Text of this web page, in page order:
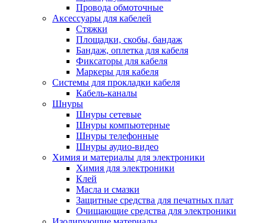
Провода обмоточные
Аксессуары для кабелей
Стяжки
Площадки, скобы, бандаж
Бандаж, оплетка для кабеля
Фиксаторы для кабеля
Маркеры для кабеля
Системы для прокладки кабеля
Кабель-каналы
Шнуры
Шнуры сетевые
Шнуры компьютерные
Шнуры телефонные
Шнуры аудио-видео
Химия и материалы для электроники
Химия для электроники
Клей
Масла и смазки
Защитные средства для печатных плат
Очищающие средства для электроники